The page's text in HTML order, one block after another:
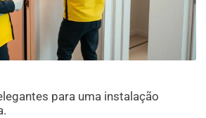
para uma instalação